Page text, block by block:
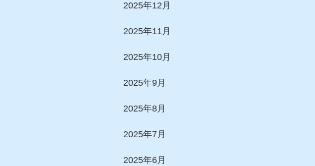
2025年12月
2025年11月
2025年10月
2025年9月
2025年8月
2025年7月
2025年6月